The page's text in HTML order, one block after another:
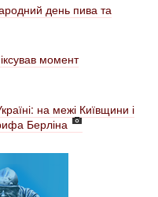
день пива та
момент
на межі Київщини і
Берліна